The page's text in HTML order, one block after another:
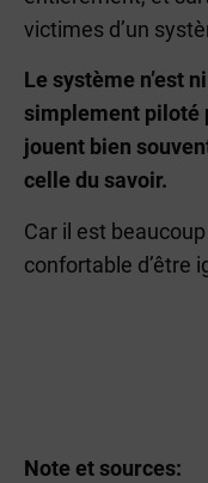
victimes d’un
Le système n’est
simplement piloté
jouent bien
celle du savoir.
Car il est
confortable d’être
Note et sources: